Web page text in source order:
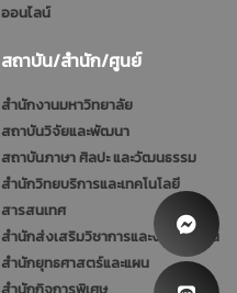
ออนไลน์
สถาบัน/สำนัก/ศูนย์
สำนักงานมหาวิทยาลัย
สถาบันวิจัยและพัฒนา
สถาบันภาษา ศิลปะ และวัฒนธรรม
สำนักวิทยบริการและเทคโนโลยี
สารสนเทศ
สำนักส่งเสริมวิชาการและงานทะเบียน
สำนักยุทธศาสตร์และแผน